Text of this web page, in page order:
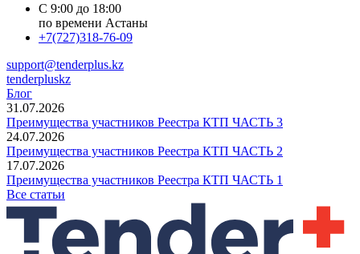
С 9:00 до 18:00
по времени Астаны
+7(727)318-76-09
support@tenderplus.kz
tenderpluskz
Блог
31.07.2026
Преимущества участников Реестра КТП ЧАСТЬ 3
24.07.2026
Преимущества участников Реестра КТП ЧАСТЬ 2
17.07.2026
Преимущества участников Реестра КТП ЧАСТЬ 1
Все статьи